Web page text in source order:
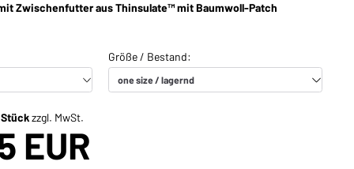
Passwort
vergessen?
Zwischenfutter aus Thinsulate™ mit Baumwoll-Patch
zzgl. MwSt.
EUR